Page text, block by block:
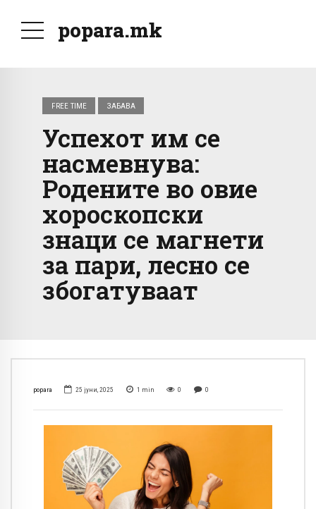
popara.mk
FREE TIME ЗАБАВА
Успехот им се
насмевнува:
Родените во овие
хороскопски
знаци се магнети
за пари, лесно се
збогатуваат
popara 25 јуни, 2025 1 min 0 0